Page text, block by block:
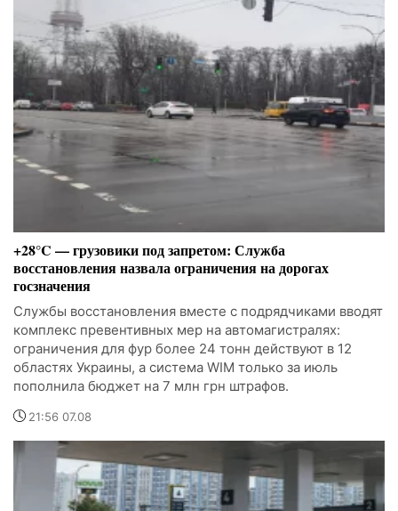
+28°C — грузовики под запретом: Служба
восстановления назвала ограничения на дорогах
госзначения
Службы восстановления вместе с подрядчиками вводят
комплекс превентивных мер на автомагистралях:
ограничения для фур более 24 тонн действуют в 12
областях Украины, а система WIM только за июль
пополнила бюджет на 7 млн грн штрафов.
21:56 07.08